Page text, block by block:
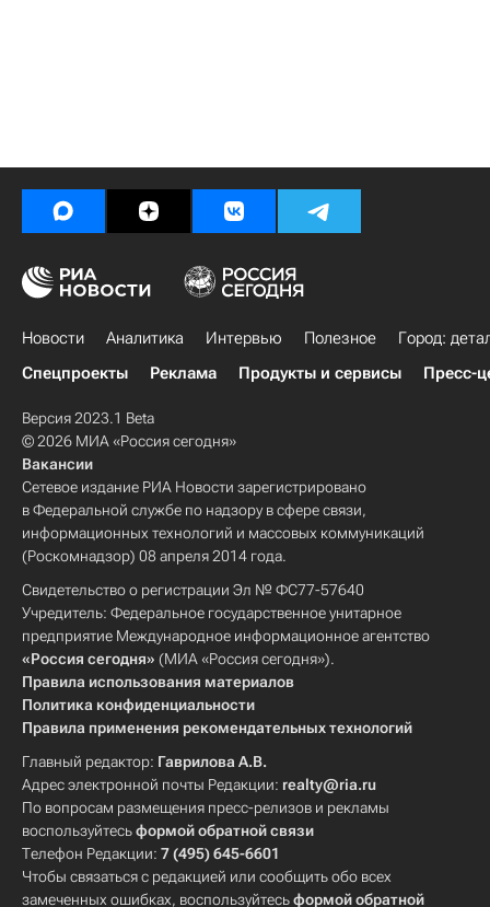
Новости Аналитика Интервью Полезное
Город:
Спецпроекты
Реклама Продукты и сервисы Пресс-
Версия 2023.1 Beta
© 2026 МИА «Россия сегодня»
Вакансии
Сетевое издание РИА Новости зарегистрировано
в Федеральной службе по надзору в сфере связи,
информационных технологий и массовых коммуникаций
(Роскомнадзор) 08 апреля 2014 года.
Свидетельство о регистрации Эл № ФС77-57640
Учредитель: Федеральное государственное унитарное
предприятие Международное информационное агентство
«Россия сегодня» (МИА «Россия сегодня»).
Правила использования материалов
Политика конфиденциальности
Правила применения рекомендательных технологий
Главный редактор: Гаврилова А.В.
Адрес электронной почты Редакции: realty@ria.ru
По вопросам размещения пресс-релизов и рекламы
воспользуйтесьформой обратной связи
Телефон Редакции: 7 (495) 645-6601
Чтобы связаться с редакцией или сообщить обо всех
замеченных ошибках, воспользуйтесьформой обратной